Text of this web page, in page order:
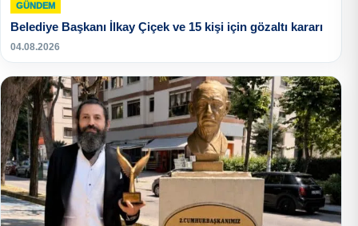
GÜNDEM
Belediye Başkanı İlkay Çiçek ve 15 kişi için gözaltı kararı
04.08.2026